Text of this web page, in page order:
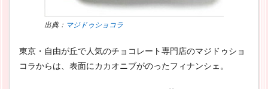
出典： マジドゥショコラ
東京・自由が丘で人気のチョコレート専門店のマジドゥショ
コラからは、表面にカカオニブがのったフィナンシェ。